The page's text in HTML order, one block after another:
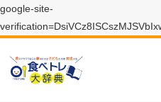
google-site-